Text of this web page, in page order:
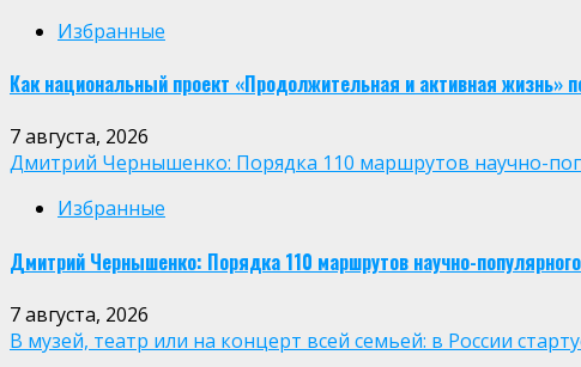
Избранные
Как национальный проект «Продолжительная и активная жизнь»
7 августа, 2026
Дмитрий Чернышенко: Порядка 110 маршрутов научно-
Избранные
Дмитрий Чернышенко: Порядка 110 маршрутов научно-
7 августа, 2026
В музей, театр или на концерт всей семьей: в России